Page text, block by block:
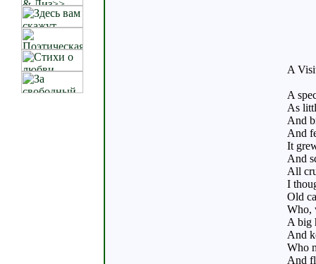
A
A
As
And
And
It
And
All
I
Old
Who,
A big
And
Who
And